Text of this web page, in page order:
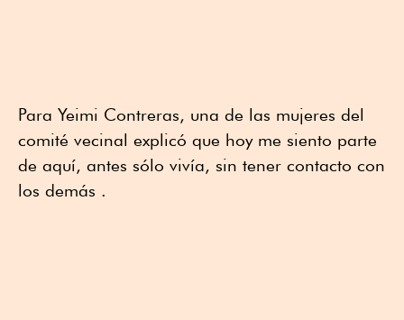
Para Yeimi Contreras, una de las mujeres del
comité vecinal explicó que hoy me siento parte
de aquí, antes sólo vivía, sin tener contacto con
los demás .